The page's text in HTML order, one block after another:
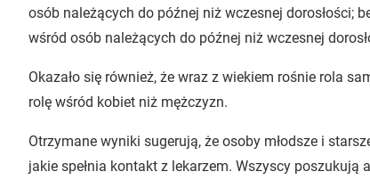
osób należących do późnej niż wczesnej dorosłości;
wśród osób należących do późnej niż wczesnej
Okazało się również, że wraz z wiekiem rośnie rola
rolę wśród kobiet niż mężczyzn.
Otrzymane wyniki sugerują, że osoby młodsze i
jakie spełnia kontakt z lekarzem. Wszyscy